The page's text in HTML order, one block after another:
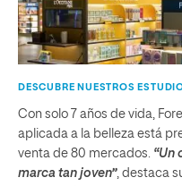
DESCUBRE NUESTROS
Con solo 7 años de vida,
aplicada a la belleza está
venta de 80 mercados. “Un
marca tan joven”, destaca